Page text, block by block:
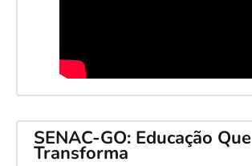
SENAC-GO: Educação Que
Transforma